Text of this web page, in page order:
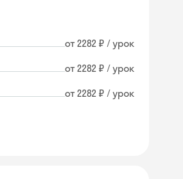
от 2282 ₽ / урок
от 2282 ₽ / урок
от 2282 ₽ / урок